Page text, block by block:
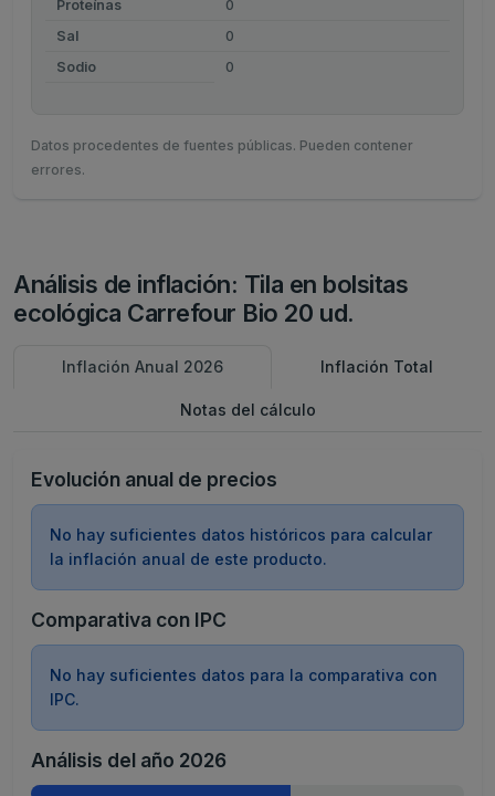
Proteínas
0
Sal
0
Sodio
0
Datos procedentes de fuentes públicas. Pueden contener
errores.
Análisis de inflación: Tila en bolsitas
ecológica Carrefour Bio 20 ud.
Inflación Anual 2026 Inflación Total
Notas del cálculo
Evolución anual de precios
No hay suficientes datos históricos para calcular
la inflación anual de este producto.
Comparativa con IPC
No hay suficientes datos para la comparativa con
IPC.
Análisis del año 2026